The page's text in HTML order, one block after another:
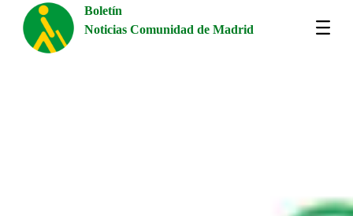
Boletín
Noticias Comunidad de Madrid